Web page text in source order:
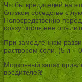
Чтобы вредителей на
близком соседстве с
Непосредственно
сразу после нее
При замедленном
раствором соли. (5 л –
Морковный запах
вредителей!